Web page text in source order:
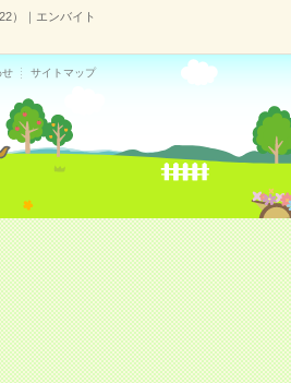
）｜エンバイト
せ サイトマップ